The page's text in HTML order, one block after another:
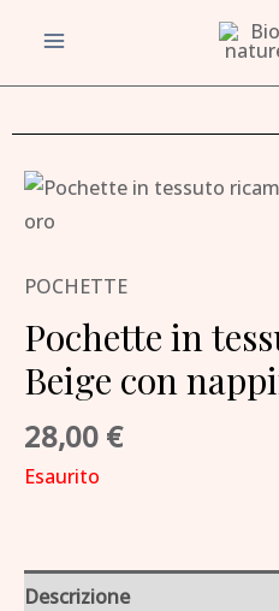
contenuto
POCHETTE
Pochette in
Beige con
28,00 €
Esaurito
Descrizione
disattiva
disattiva